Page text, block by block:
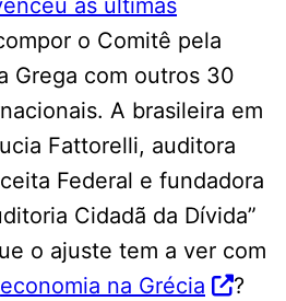
as últimas
o Comitê pela
Grega com outros 30
A brasileira em
Fattorelli, auditora
Federal e fundadora
Cidadã da Dívida”
o ajuste tem a ver com
economia na Grécia
?